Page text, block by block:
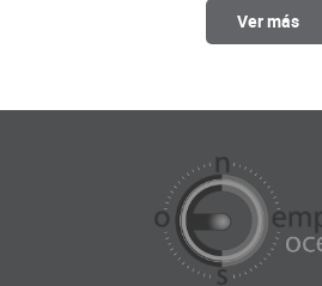
Ver más